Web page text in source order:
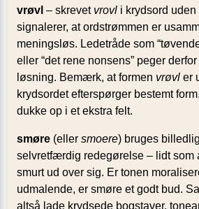
vrøvl – skrevet vrovl i krydsord
signalerer, at ordstrømmen er
meningsløs. Ledetråde som
eller “det rene nonsens” peger
løsning. Bemærk, at formen vrøvl er
krydsordet efterspørger bestemt
dukke op i et ekstra felt.
smøre (eller smoere) bruges
selvretfærdig redegørelse – lidt som
smurt ud over sig. Er tonen
udmalende, er smøre et godt bud.
altså lade krydsede bogstaver,